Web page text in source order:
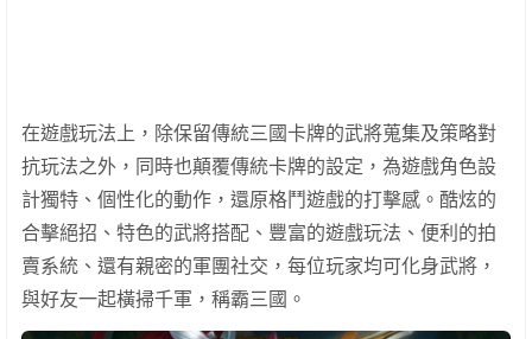
在遊戲玩法上，除保留傳統三國卡牌的武將蒐集及策略對
抗玩法之外，同時也顛覆傳統卡牌的設定，為遊戲角色設
計獨特、個性化的動作，還原格鬥遊戲的打擊感。酷炫的
合擊絕招、特色的武將搭配、豐富的遊戲玩法、便利的拍
賣系統、還有親密的軍團社交，每位玩家均可化身武將，
與好友一起橫掃千軍，稱霸三國。